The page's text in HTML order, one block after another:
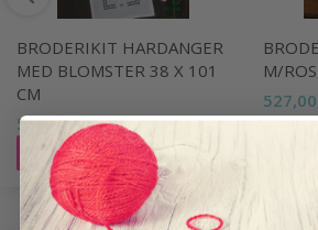
BRODERIKIT HARDANGER
MED BLOMSTER 38 X 101
CM
500,00 DKK
Læg i kurv
M/